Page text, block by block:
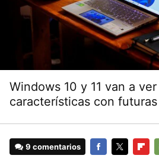
Windows 10 y 11 van a
características con
9 comentarios